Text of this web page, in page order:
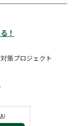
！
策プロジェクト